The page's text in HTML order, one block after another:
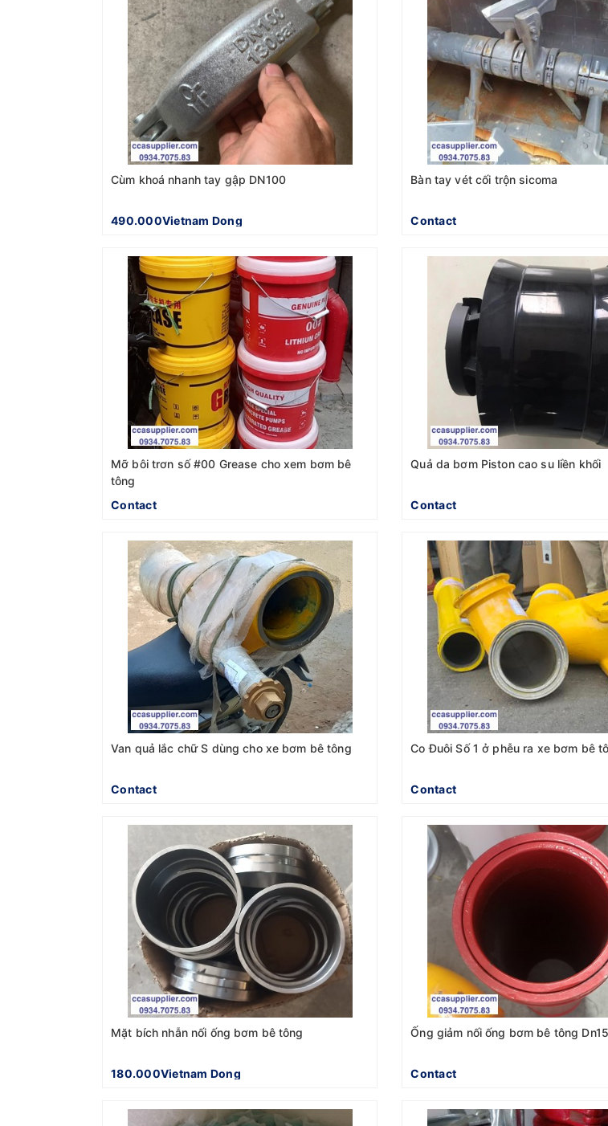
Cùm khoá nhanh tay gập DN100
490.000Vietnam Dong
Bàn tay vét cối trộn sicoma
Contact
Mỡ bôi trơn số #00 Grease cho xem bơm bê
tông
Contact
Quả da bơm Piston cao su liền khối
Contact
Van quả lắc chữ S dùng cho xe bơm bê tông
Contact
Co Đuôi Số 1 ở phễu ra xe bơm bê
Contact
Mặt bích nhẫn nối ống bơm bê tông
180.000Vietnam Dong
Ống giảm nối ống bơm bê tông
Contact